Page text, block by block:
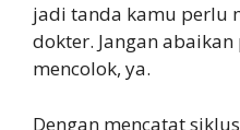
jadi tanda kamu perlu
dokter. Jangan
mencolok, ya.
Dengan mencatat